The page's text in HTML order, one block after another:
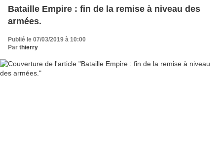
Bataille Empire : fin de la remise à niveau des
armées.
Publié le 07/03/2019 à 10:00
Par thierry